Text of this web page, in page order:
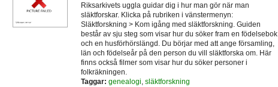
Riksarkivets uggla guidar dig i hur man gör när man
släktforskar. Klicka på rubriken i vänstermenyn:
Släktforskning > Kom igång med släktforskning. Guiden
består av sju steg som visar hur du söker fram en födelsebok
och en husförhörslängd. Du börjar med att ange församling,
län och födelseår på den person du vill släktforska om. Här
finns också filmer som visar hur du söker personer i
folkräkningen.
Taggar: genealogi, släktforskning